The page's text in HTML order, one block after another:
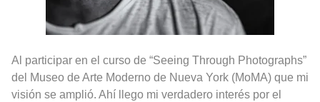
Al participar en el curso de “Seeing Through Photographs”
del Museo de Arte Moderno de Nueva York (MoMA) que mi
visión se amplió. Ahí llego mi verdadero interés por el